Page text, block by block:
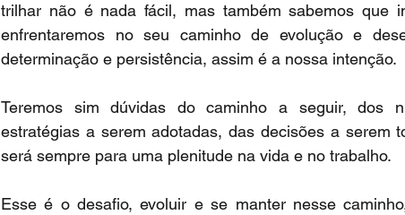
trilhar não é nada fácil, mas também sabemos que
enfrentaremos no seu caminho de evolução e
determinação e persistência, assim é a nossa intenção.
Teremos sim dúvidas do caminho a seguir, dos
estratégias a serem adotadas, das decisões a serem
será sempre para uma plenitude na vida e no trabalho.
Esse é o desafio, evoluir e se manter nesse